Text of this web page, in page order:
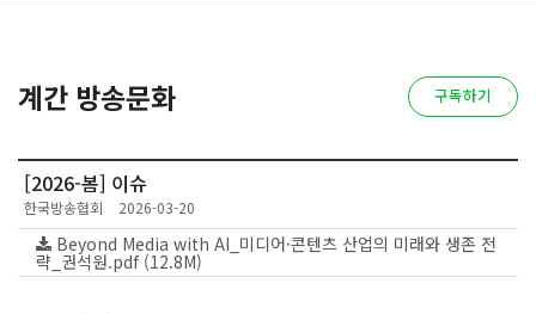
계간 방송문화 구독하기
[2026-봄] 이슈
한국방송협회 2026-03-20
Beyond Media with AI_미디어·콘텐츠 산업의 미래와 생존 전
략_권석원.pdf (12.8M)